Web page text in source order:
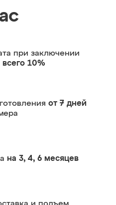
при заключении
всего 10%
от 7 дней
на 3, 4, 6 месяцев